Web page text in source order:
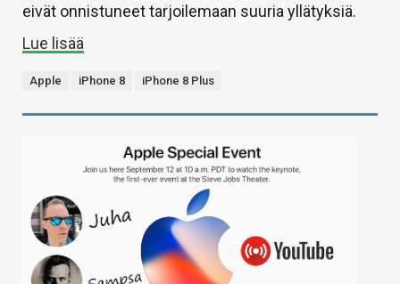
eivät onnistuneet tarjoilemaan suuria yllätyksiä.
Lue lisää
Apple iPhone 8 iPhone 8 Plus